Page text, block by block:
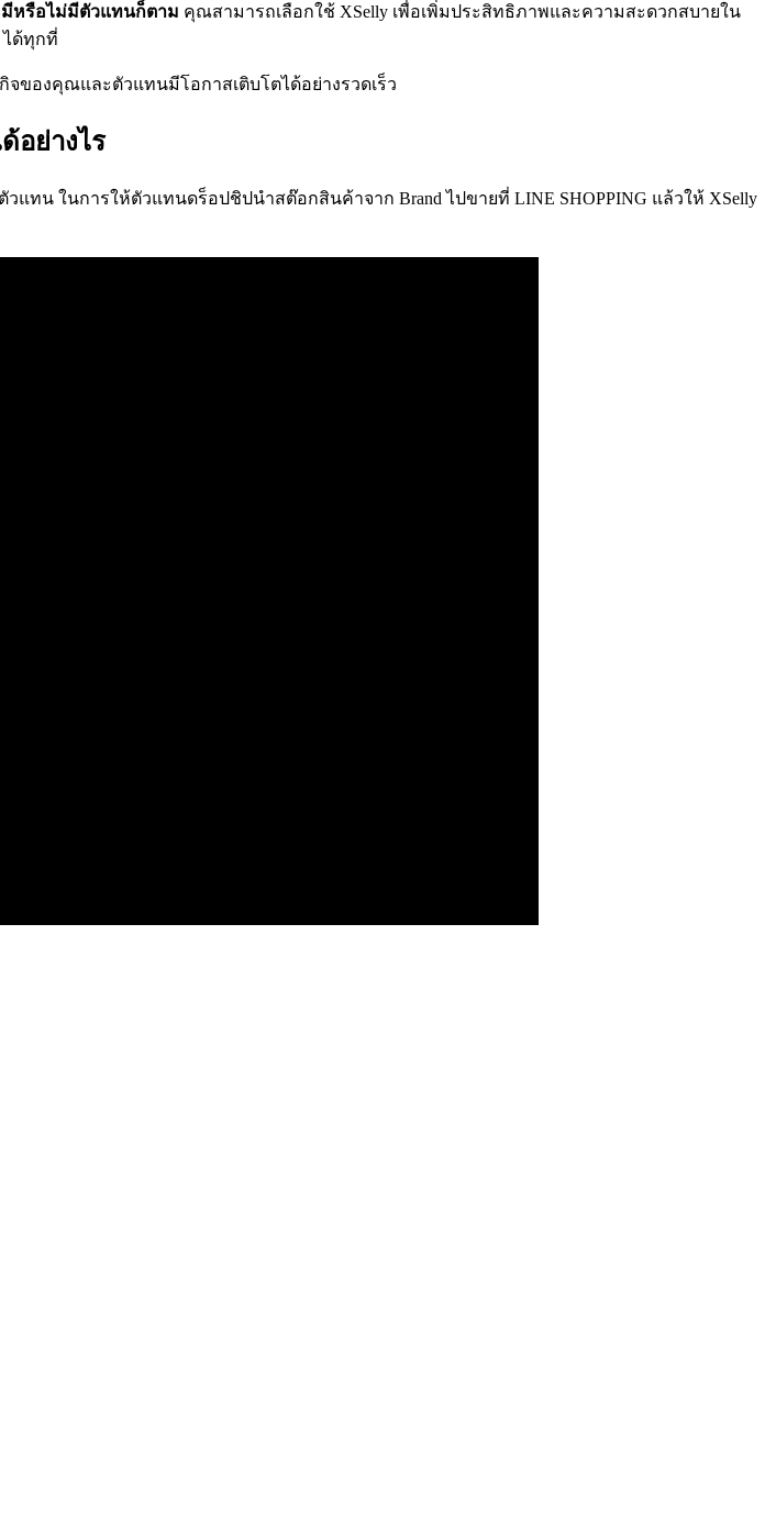
มีหรือไม่มีตัวแทนก็ตาม คุณสามารถเลือกใช้ XSelly เพื่อเพิ่มประสิทธิภาพและความสะดวกสบายใน
ด้ทุกที่
ของคุณและตัวแทนมีโอกาสเติบโตได้อย่างรวดเร็ว
อย่างไร
วแทน ในการให้ตัวแทนดร็อปชิปนำสต๊อกสินค้าจาก Brand ไปขายที่ LINE SHOPPING แล้วให้ XSelly